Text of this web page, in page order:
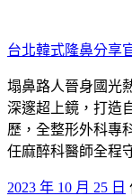
至
主
要
內
容
台北韓式隆鼻分享
塌鼻路人晉身國光
深邃超上鏡，打造
歷，全整形外科專
任麻醉科醫師全程
發
2023 年 10 月 25 日